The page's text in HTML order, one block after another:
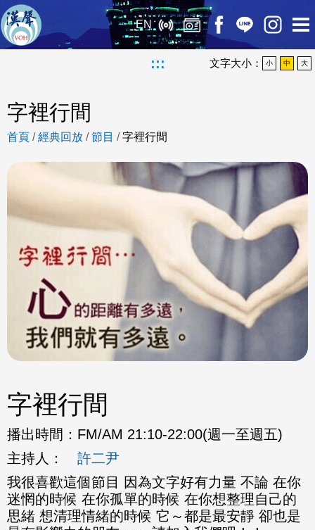
EN
::: 文字大小： 小 中 大
字裡行間
首頁 /經典回放 /節目 /字裡行間
字裡行間
播出時間： FM/AM 21:10-22:00(週一至週五)
主持人：
許二尹
我很喜歡這個節目 因為文字好有力量 不論 在你
迷惘的時候 在你孤單的時候 在你想整理自己的
思緒 想清理情緒的時候 它～都是最安靜 卻也是